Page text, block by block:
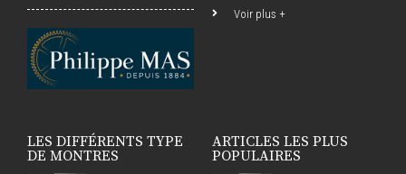
Voir plus +
LES DIFFÉRENTS TYPE
DE MONTRES
ARTICLES LES PLUS
POPULAIRES